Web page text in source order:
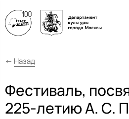
← Назад
Фестиваль,
225-летию А. С.